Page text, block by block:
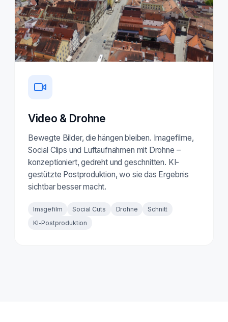
Video & Drohne
Bewegte Bilder, die hängen bleiben. Imagefilme,
Social Clips und Luftaufnahmen mit Drohne –
konzeptioniert, gedreht und geschnitten. KI-
gestützte Postproduktion, wo sie das Ergebnis
sichtbar besser macht.
Imagefilm Social Cuts Drohne
Schnitt
KI-Postproduktion